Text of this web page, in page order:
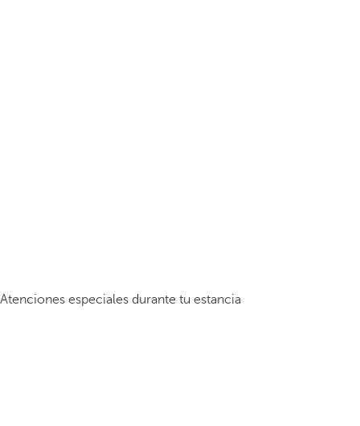
Atenciones especiales durante tu estancia